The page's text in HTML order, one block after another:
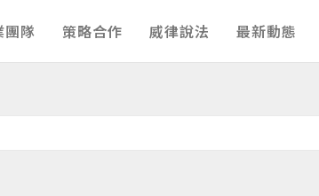
團隊 策略合作 威律說法 最新動態